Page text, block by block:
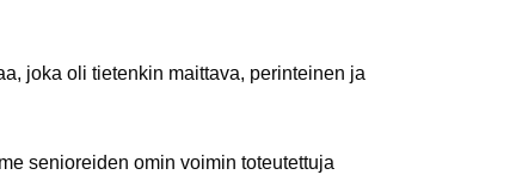
joka oli tietenkin maittava, perinteinen ja
senioreiden omin voimin toteutettuja